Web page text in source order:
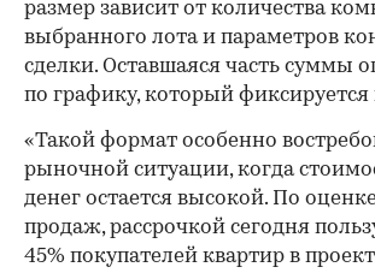
размер зависит от количества
выбранного лота и параметров
сделки. Оставшаяся часть суммы
по графику, который фиксируется
«Такой формат особенно
рыночной ситуации, когда
денег остается высокой. По
продаж, рассрочкой сегодня
45% покупателей квартир в